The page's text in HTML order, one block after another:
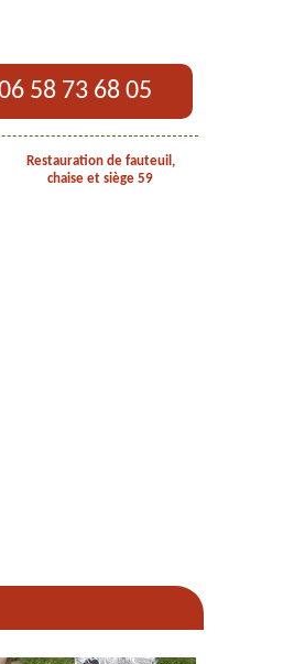
58 73 68 05
Restauration de fauteuil,
chaise et siège 59